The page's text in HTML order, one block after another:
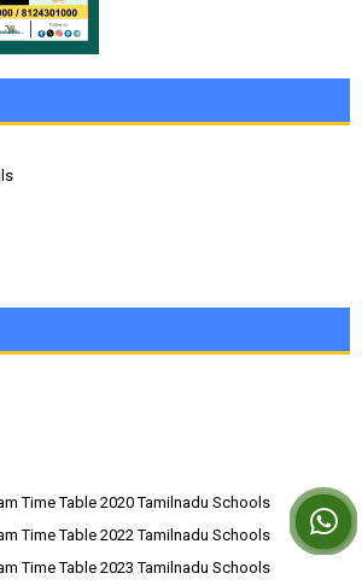
Time Table 2020 Tamilnadu Schools
Time Table 2022 Tamilnadu Schools
Time Table 2023 Tamilnadu Schools